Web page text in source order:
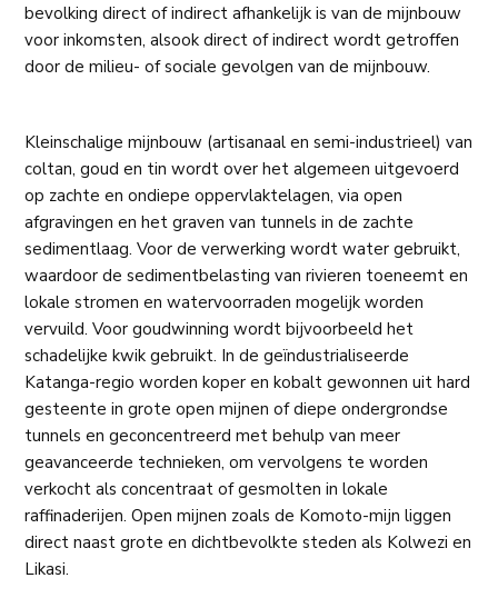
bevolking direct of indirect afhankelijk is van de mijnbouw
voor inkomsten, alsook direct of indirect wordt getroffen
door de milieu- of sociale gevolgen van de mijnbouw.
Kleinschalige mijnbouw (artisanaal en semi-industrieel) van
coltan, goud en tin wordt over het algemeen uitgevoerd
op zachte en ondiepe oppervlaktelagen, via open
afgravingen en het graven van tunnels in de zachte
sedimentlaag. Voor de verwerking wordt water gebruikt,
waardoor de sedimentbelasting van rivieren toeneemt en
lokale stromen en watervoorraden mogelijk worden
vervuild. Voor goudwinning wordt bijvoorbeeld het
schadelijke kwik gebruikt. In de geïndustrialiseerde
Katanga-regio worden koper en kobalt gewonnen uit hard
gesteente in grote open mijnen of diepe ondergrondse
tunnels en geconcentreerd met behulp van meer
geavanceerde technieken, om vervolgens te worden
verkocht als concentraat of gesmolten in lokale
raffinaderijen. Open mijnen zoals de Komoto-mijn liggen
direct naast grote en dichtbevolkte steden als Kolwezi en
Likasi.